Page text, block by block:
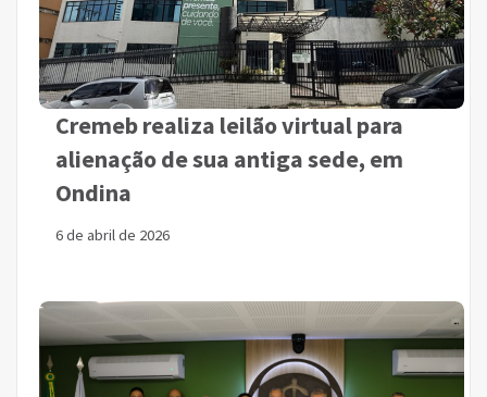
Cremeb realiza leilão virtual para
alienação de sua antiga sede, em
Ondina
6 de abril de 2026